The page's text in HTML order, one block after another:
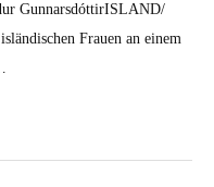
Gun­nars­dót­tirISLAND/
Frauen an einem